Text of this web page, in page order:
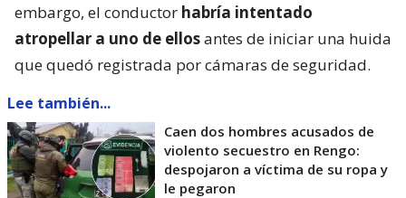
embargo, el conductor habría intentado
atropellar a uno de ellosantes de iniciar una huida
que quedó registrada por cámaras de seguridad.
Lee también...
Caen dos hombres acusados de
violento secuestro en Rengo:
despojaron a víctima de su ropa y
le pegaron